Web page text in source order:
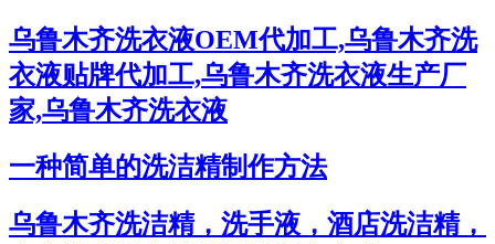
乌鲁木齐洗衣液OEM代加工,乌鲁木齐洗
衣液贴牌代加工,乌鲁木齐洗衣液生产厂
家,乌鲁木齐洗衣液
一种简单的洗洁精制作方法
乌鲁木齐洗洁精，洗手液，酒店洗洁精，